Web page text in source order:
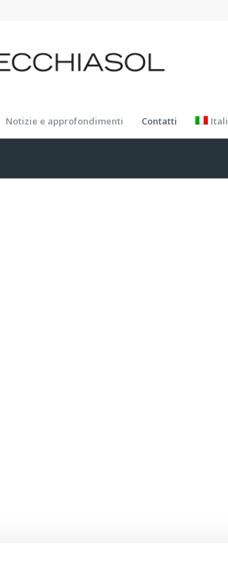
Notizie e approfondimenti Contatti